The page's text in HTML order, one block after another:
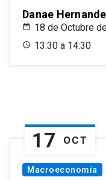
Danae
18 de Octubre
13:30 a 14:30
17 OCT
Macroeconomía